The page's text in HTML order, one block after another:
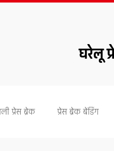
घरेलू
प्रेस ब्रेक प्रेस ब्रेक बेंडिंग